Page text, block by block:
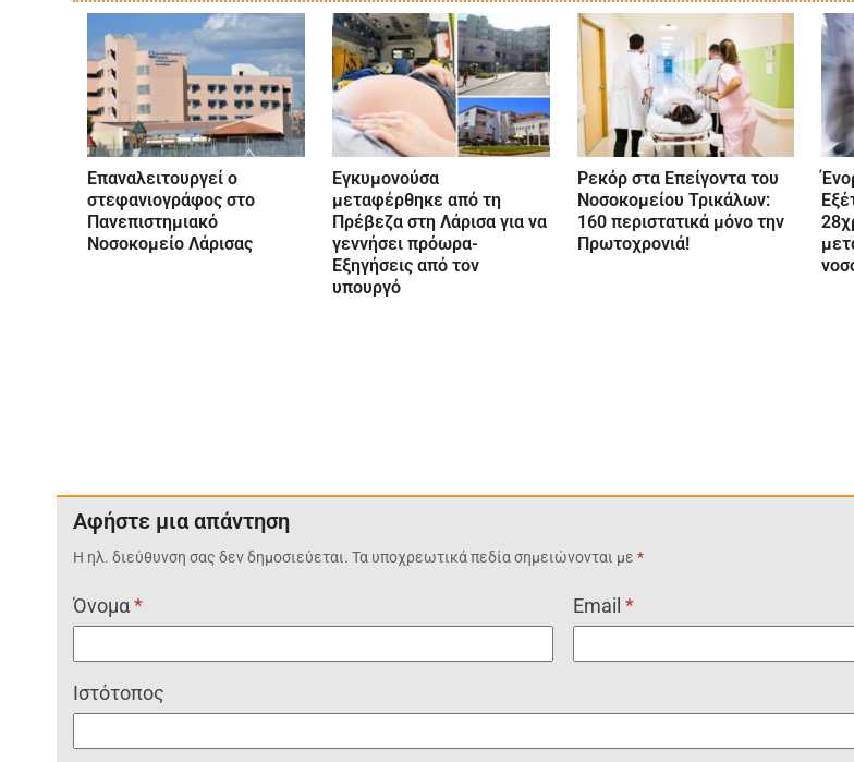
Επαναλειτουργεί ο
στεφανιογράφος στο
Πανεπιστημιακό
Νοσοκομείο Λάρισας
Εγκυμονούσα
μεταφέρθηκε από τη
Πρέβεζα στη Λάρισα για να
γεννήσει πρόωρα-
Εξηγήσεις από τον
υπουργό
Ρεκόρ στα Επείγοντα του
Νοσοκομείου Τρικάλων:
160 περιστατικά μόνο την
Πρωτοχρονιά!
Αφήστε μια απάντηση
Η ηλ. διεύθυνση σας δεν δημοσιεύεται. Τα υποχρεωτικά πεδία σημειώνονται με*
Όνομα* Email*
Ιστότοπος